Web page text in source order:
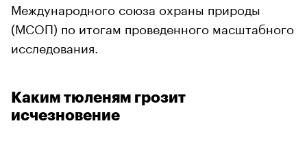
Международного союза охраны природы
(МСОП) по итогам проведенного масштабного
исследования.
Каким тюленям грозит
исчезновение